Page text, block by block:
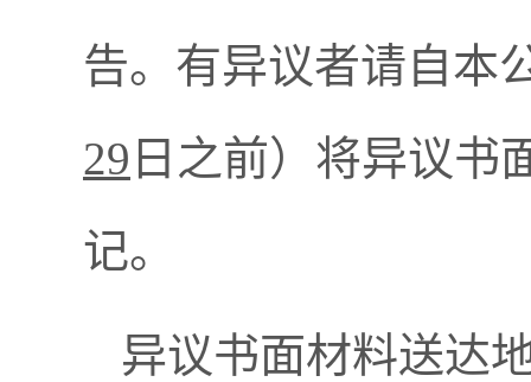
告。有异议者请自本
29 日之前）将异议书
记。
异议书面材料送达